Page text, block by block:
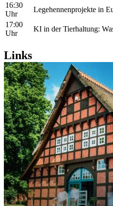
16:30
Uhr
Legehennenprojekte in
17:00
Uhr
KI in der Tierhaltung:
Links